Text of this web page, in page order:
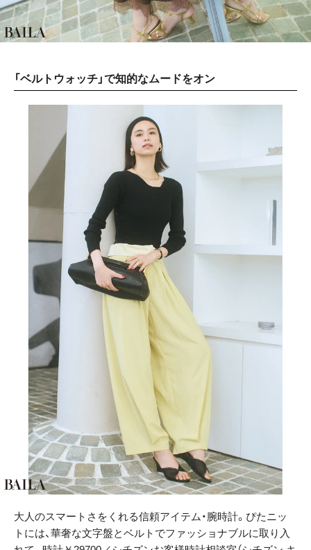
「ベルトウォッチ」で知的なムードをオン
大人のスマートさをくれる信頼アイテム・腕時計。ぴたニッ
トには、華奢な文字盤とベルトでファッショナブルに取り入